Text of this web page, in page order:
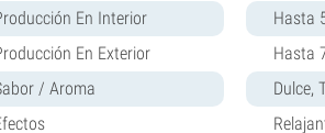
En Interior
Hasta
En Exterior
Hasta
/ Aroma
Dulce,